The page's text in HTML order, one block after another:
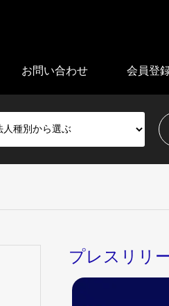
お問い合わせ 会員登
プレスリリ